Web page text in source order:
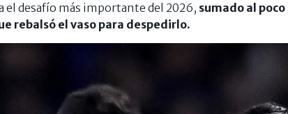
el desafío más importante del 2026, sumado al
rebalsó el vaso para despedirlo.